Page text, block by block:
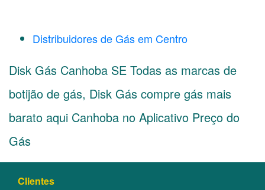
Distribuidores de Gás em Centro
Disk Gás Canhoba SE Todas as marcas de
botijão de gás, Disk Gás compre gás mais
barato aqui Canhoba no Aplicativo Preço do
Gás
Clientes